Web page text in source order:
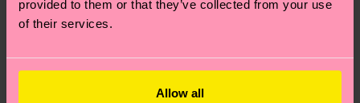
provided to them or that they’ve collected from your use
of their services.
Allow all
PEZZO 3:75% Mix di cotone biologico, 24%
Hai domande sui resi? Visita la nostra pagina